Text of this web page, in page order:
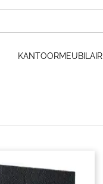
KANTOORMEUBILAIR